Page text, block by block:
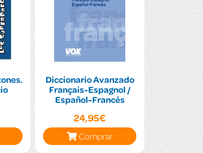
Diccionario Avanzado
Français-Espagnol /
Español-Francés
24,95€
Comprar